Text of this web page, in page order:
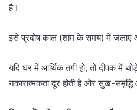
है।
इसे प्रदोष काल (शाम के समय) में जलाएं
यदि घर में आर्थिक तंगी हो, तो दीपक में
नकारात्मकता दूर होती है और सुख-समृद्धि